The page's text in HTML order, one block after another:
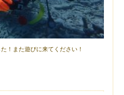
！また遊びに来てください！